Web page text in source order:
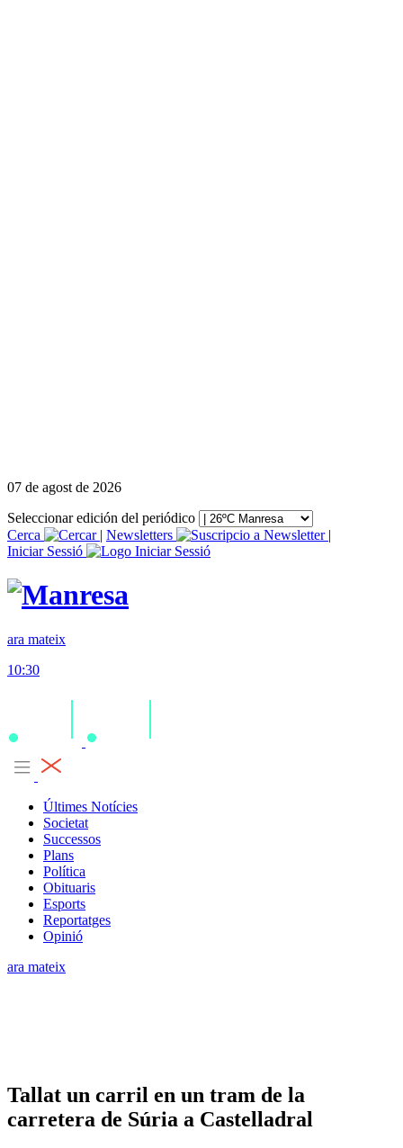
07 de agost de 2026
Seleccionar edición del periódico
Cerca
| Newsletters
|
Iniciar Sessió
ara mateix
10:30
Últimes Notícies
Societat
Successos
Plans
Política
Obituaris
Esports
Reportatges
Opinió
ara mateix
Tallat un carril en un tram de la
carretera de Súria a Castelladral